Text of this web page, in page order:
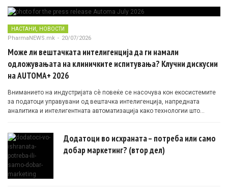
НАСТАНИ, НОВОСТИ
PharmaNEWS.mk - 20/07/2026
Може ли вештачката интелигенција да ги намали
одложувањата на клиничките испитувања? Клучни дискусии
на AUTOMA+ 2026
Вниманието на индустријата сè повеќе се насочува кон екосистемите
за податоци управувани од вештачка интелигенција, напредната
аналитика и интелигентната автоматизација како технологии што
Додатоци во исхраната – потреба или само
добар маркетинг? (втор дел)